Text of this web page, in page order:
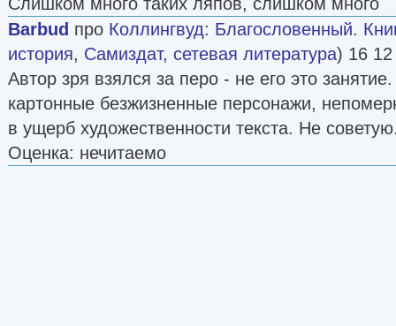
Barbud про Коллингвуд: Благословенный.
история, Самиздат, сетевая литература) 16 12
Автор зря взялся за перо - не его это
картонные безжизненные персонажи,
в ущерб художественности текста. Не
Оценка: нечитаемо